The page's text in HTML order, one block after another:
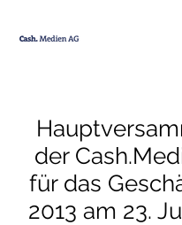
der
für das
2013 am 23.